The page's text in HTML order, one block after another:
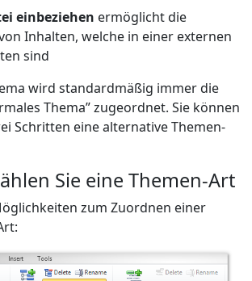
einbeziehen ermöglicht die
Inhalten, welche in einer externen
sind
wird standardmäßig immer die
Thema” zugeordnet. Sie können
Schritten eine alternative Themen-
Sie eine Themen-Art
zum Zuordnen einer